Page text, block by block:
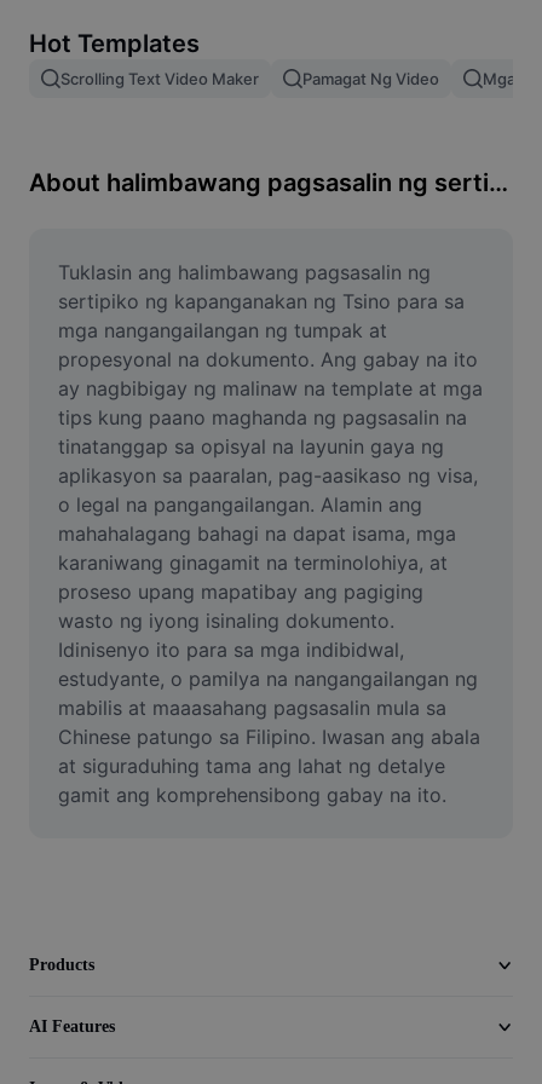
Image merge
Resize Image
Meme Generator
AI Text Remover
AI People Remover
AI Inpainting
Face Cutout
Video
Remove video BG
Enhance quality
Video Editor
Trim Video
Add Subtitles To Video
Hot Templates
Scrolling Text Video Maker Pamagat Ng Video Mga
About halimbawang pagsasalin ng sertipiko ng kapanganakan ng Tsino
Tuklasin ang halimbawang pagsasalin ng
sertipiko ng kapanganakan ng Tsino para sa
mga nangangailangan ng tumpak at
propesyonal na dokumento. Ang gabay na ito
ay nagbibigay ng malinaw na template at mga
tips kung paano maghanda ng pagsasalin na
tinatanggap sa opisyal na layunin gaya ng
aplikasyon sa paaralan, pag-aasikaso ng visa,
o legal na pangangailangan. Alamin ang
mahahalagang bahagi na dapat isama, mga
karaniwang ginagamit na terminolohiya, at
proseso upang mapatibay ang pagiging
wasto ng iyong isinaling dokumento.
Idinisenyo ito para sa mga indibidwal,
estudyante, o pamilya na nangangailangan ng
mabilis at maaasahang pagsasalin mula sa
Chinese patungo sa Filipino. Iwasan ang abala
at siguraduhing tama ang lahat ng detalye
gamit ang komprehensibong gabay na ito.
Products
AI Features